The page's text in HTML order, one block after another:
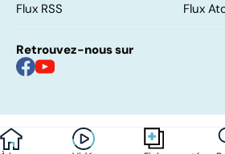
Flux RSS
Flux
Retrouvez-nous sur